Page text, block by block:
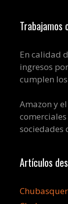
Trabajamos
En calidad
ingresos
cumplen
Amazon y
sociedades
Artículos